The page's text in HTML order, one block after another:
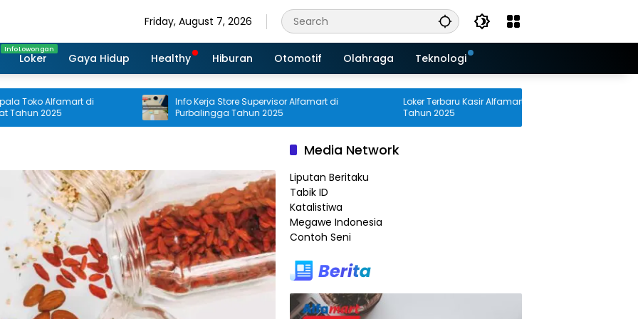
Friday, August 7, 2026
Loker Gaya Hidup Healthy Hiburan Otomotif Olahraga Teknologi
Alfamart di
2025
Info Kerja Store Supervisor Alfamart di
Purbalingga Tahun 2025
Loker Terbaru Kasir Alfamart di Gorontalo
Tahun 2025
Media Network
Liputan Beritaku
Tabik ID
Katalistiwa
Megawe Indonesia
Contoh Seni